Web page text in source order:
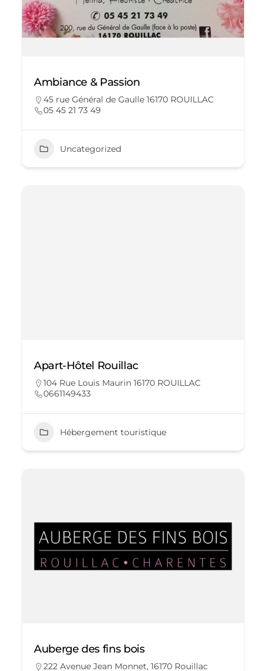
Ambiance & Passion
45 rue Général de Gaulle 16170 ROUILLAC
05 45 21 73 49
Uncategorized
Apart-Hôtel Rouillac
104 Rue Louis Maurin 16170 ROUILLAC
0661149433
Hébergement touristique
Auberge des fins bois
222 Avenue Jean Monnet, 16170 Rouillac